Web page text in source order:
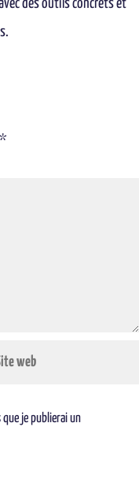
des outils concrets et
*
je publierai un